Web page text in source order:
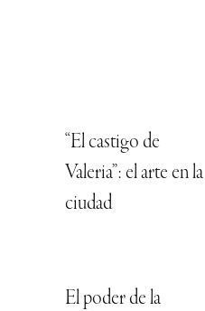
“El castigo de
Valeria”: el arte en la
ciudad
El poder de la